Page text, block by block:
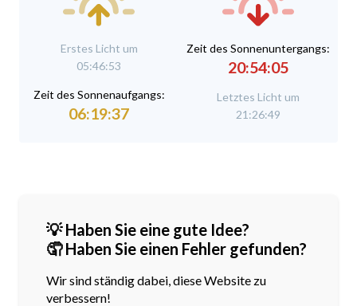
Erstes Licht um
05:46:53
Zeit des Sonnenaufgangs:
06:19:37
Zeit des Sonnenuntergangs:
20:54:05
Letztes Licht um
21:26:49
💡 Haben Sie eine gute Idee?
🤦 Haben Sie einen Fehler gefunden?
Wir sind ständig dabei, diese Website zu
verbessern!